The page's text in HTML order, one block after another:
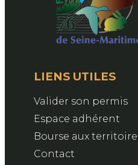
LIENS UTILES
Valider son permis
Espace adhérent
Bourse aux
Contact